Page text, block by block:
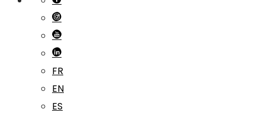
FR
EN
ES